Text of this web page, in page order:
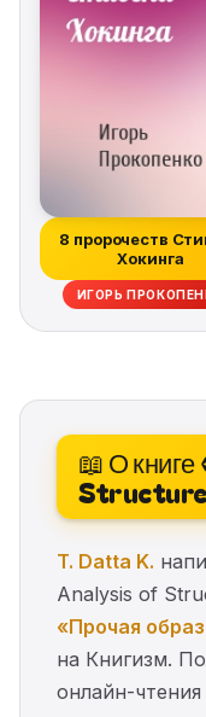
8 пророчеств
Хокинга
ИГОРЬ
📖 О
T. Datta K.
Analysis of
«Прочая
на Книгизм.
онлайн-